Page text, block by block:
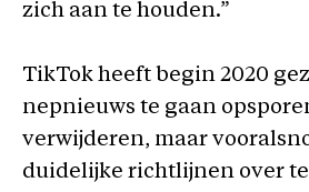
zich aan te houden.”
TikTok heeft begin 2020
nepnieuws te gaan
verwijderen, maar
duidelijke richtlijnen over